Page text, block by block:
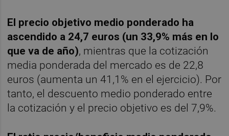
El precio objetivo medio ponderado ha
ascendido a 24,7 euros (un 33,9% más en lo
que va de año), mientras que la cotización
media ponderada del mercado es de 22,8
euros (aumenta un 41,1% en el ejercicio). Por
tanto, el descuento medio ponderado entre
la cotización y el precio objetivo es del 7,9%.